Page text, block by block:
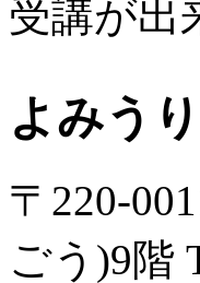
受講が出
よみう
〒220-
ごう)9階